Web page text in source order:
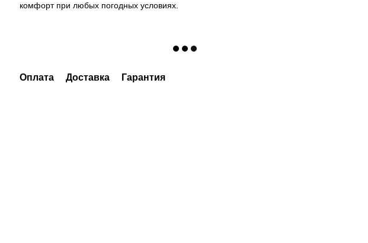
комфорт при любых погодных условиях.
Оплата Доставка Гарантия